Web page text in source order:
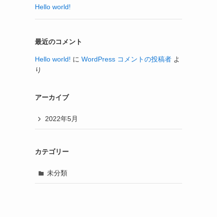
Hello world!
最近のコメント
Hello world! に WordPress コメントの投稿者 よ
り
アーカイブ
2022年5月
カテゴリー
未分類